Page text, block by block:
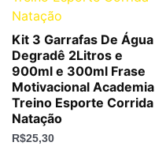
Kit 3 Garrafas De Água
Degradê 2Litros e
900ml e 300ml Frase
Motivacional Academia
Treino Esporte Corrida
Natação
R$25,30